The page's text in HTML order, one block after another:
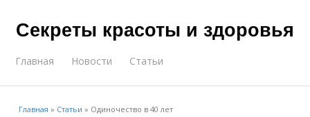
Секреты красоты и здоровья
Главная Новости Статьи
Главная » Статьи » Одиночество в 40 лет